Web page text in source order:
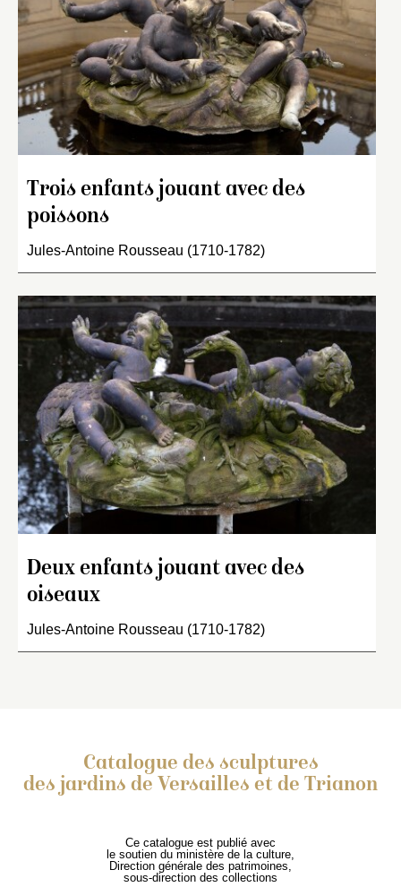
Trois enfants jouant avec des
poissons
Jules-Antoine Rousseau (1710-1782)
Deux enfants jouant avec des
oiseaux
Jules-Antoine Rousseau (1710-1782)
Catalogue des sculptures
des jardins de Versailles et de Trianon
Ce catalogue est publié avec
le soutien du ministère de la culture,
Direction générale des patrimoines,
sous-direction des collections